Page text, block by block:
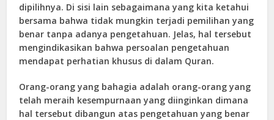
dipilihnya. Di sisi lain sebagaimana yang kita ketahui
bersama bahwa tidak mungkin terjadi pemilihan yang
benar tanpa adanya pengetahuan. Jelas, hal tersebut
mengindikasikan bahwa persoalan pengetahuan
mendapat perhatian khusus di dalam Quran.
Orang-orang yang bahagia adalah orang-orang yang
telah meraih kesempurnaan yang diinginkan dimana
hal tersebut dibangun atas pengetahuan yang benar